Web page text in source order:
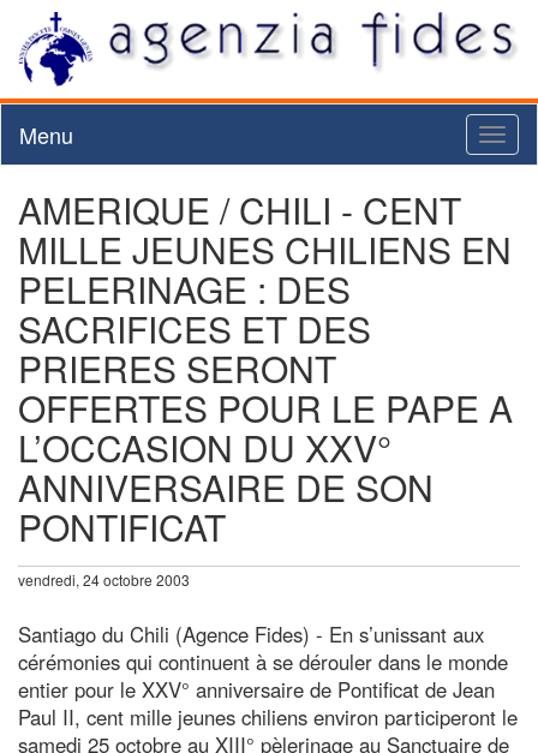
Menu
AMERIQUE / CHILI - CENT
MILLE JEUNES CHILIENS EN
PELERINAGE : DES
SACRIFICES ET DES
PRIERES SERONT
OFFERTES POUR LE PAPE A
L’OCCASION DU XXV°
ANNIVERSAIRE DE SON
PONTIFICAT
vendredi, 24 octobre 2003
Santiago du Chili (Agence Fides) - En s’unissant aux
cérémonies qui continuent à se dérouler dans le monde
entier pour le XXV° anniversaire de Pontificat de Jean
Paul II, cent mille jeunes chiliens environ participeront le
samedi 25 octobre au XIII° pèlerinage au Sanctuaire de